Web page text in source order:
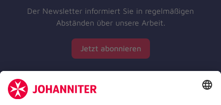
Der Newsletter informiert Sie in regelmäßigen
Abständen über unsere Arbeit.
Jetzt abonnieren
Zertifizierung der Johanniter-Unfall-Hilfe e.V.